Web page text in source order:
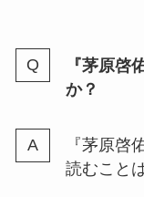
『茅原啓
か？
『茅原啓
読むこと